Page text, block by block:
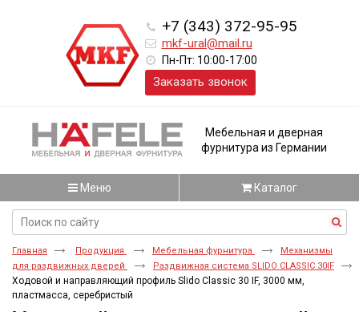
+7 (343) 372-95-95
mkf-ural@mail.ru
Пн-Пт: 10:00-17:00
Заказать звонок
Мебельная и дверная
фурнитура из Германии
Меню Каталог
Главная Продукция Мебельная фурнитура
Механизмы
для раздвижных дверей
Раздвижная система SLIDO CLASSIC 30IF
Ходовой и направляющий профиль Slido Classic 30 IF, 3000 мм,
пластмасса, серебристый